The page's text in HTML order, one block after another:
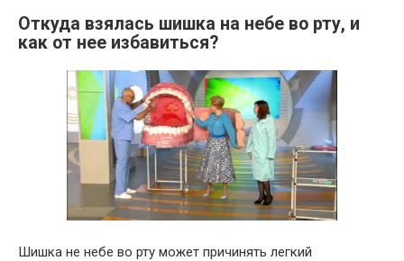
Откуда взялась шишка на небе во рту, и
как от нее избавиться?
Шишка не небе во рту может причинять легкий